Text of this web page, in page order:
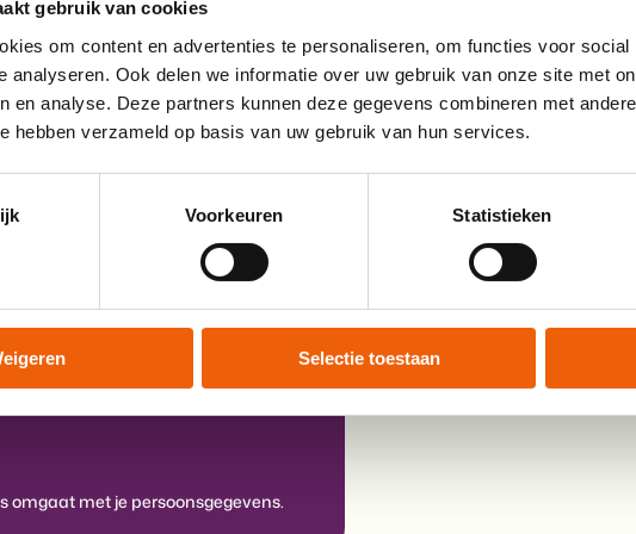
gebruik van cookies
om content en advertenties te personaliseren, om functies voor
analyseren. Ook delen we informatie over uw gebruik van onze site met
en analyse. Deze partners kunnen deze gegevens combineren met
hebben verzameld op basis van uw gebruik van hun services.
Voorkeuren Statistieken
Selectie toestaan
donateur.
Eenmalig
omgaat met je persoonsgegevens.